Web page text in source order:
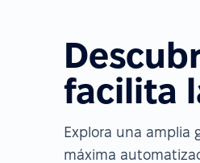
facilita
Explora una amplia
máxima